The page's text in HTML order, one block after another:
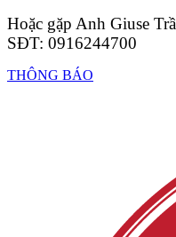
Hoặc gặp Anh Giuse
SĐT: 0916244700
THÔNG BÁO